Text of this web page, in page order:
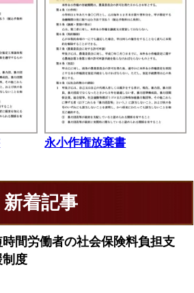
永小作権放棄書
新着記事
時間労働者の社会保険料負担支
制度